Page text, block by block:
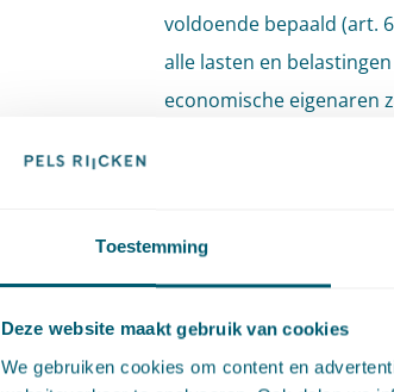
Toestemming
Deze website maakt gebruik van cookies
We gebruiken cookies om content en
voldoende bepaald (art.
alle lasten en
economische eigenaren
Oordeel
De Hoge Raad oordeelt